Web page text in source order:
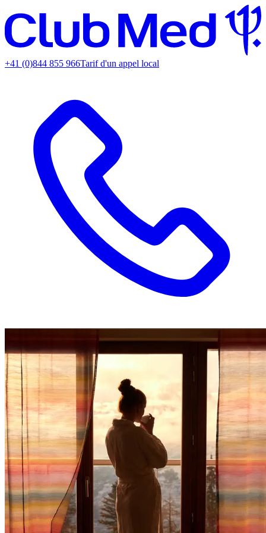
+41 (0)844 855 966Tarif d'un appel local